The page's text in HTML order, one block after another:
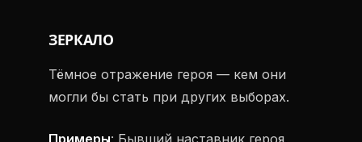
ЗЕРКАЛО
Тёмное отражение героя — кем они
могли бы стать при других выборах.
Примеры: Бывший наставник героя,